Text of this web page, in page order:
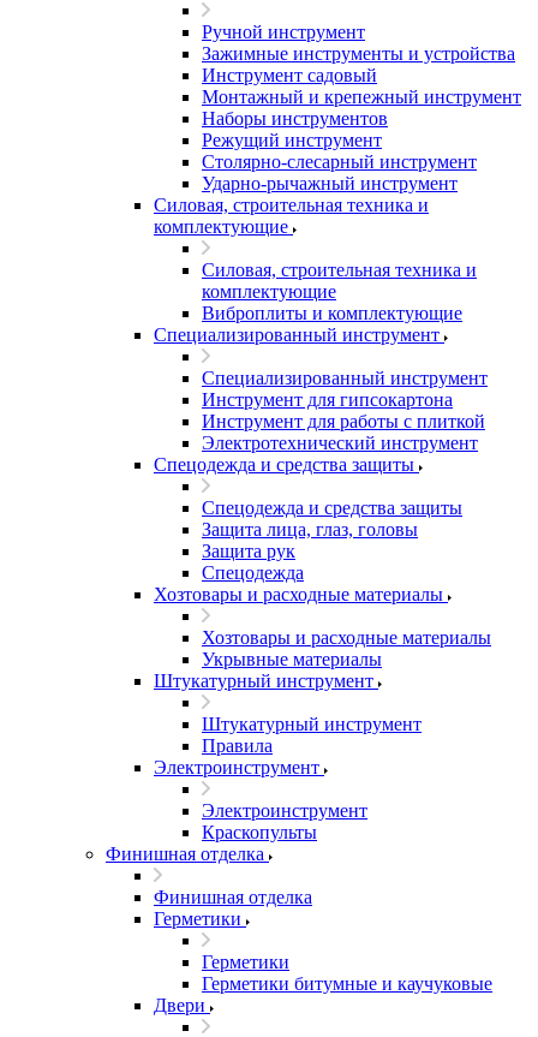
Ручной инструмент
Зажимные инструменты и устройства
Инструмент садовый
Монтажный и крепежный инструмент
Наборы инструментов
Режущий инструмент
Столярно-слесарный инструмент
Ударно-рычажный инструмент
Силовая, строительная техника и
комплектующие
Силовая, строительная техника и
комплектующие
Виброплиты и комплектующие
Специализированный инструмент
Специализированный инструмент
Инструмент для гипсокартона
Инструмент для работы с плиткой
Электротехнический инструмент
Спецодежда и средства защиты
Спецодежда и средства защиты
Защита лица, глаз, головы
Защита рук
Спецодежда
Хозтовары и расходные материалы
Хозтовары и расходные материалы
Укрывные материалы
Штукатурный инструмент
Штукатурный инструмент
Правила
Электроинструмент
Электроинструмент
Краскопульты
Финишная отделка
Финишная отделка
Герметики
Герметики
Герметики битумные и каучуковые
Двери